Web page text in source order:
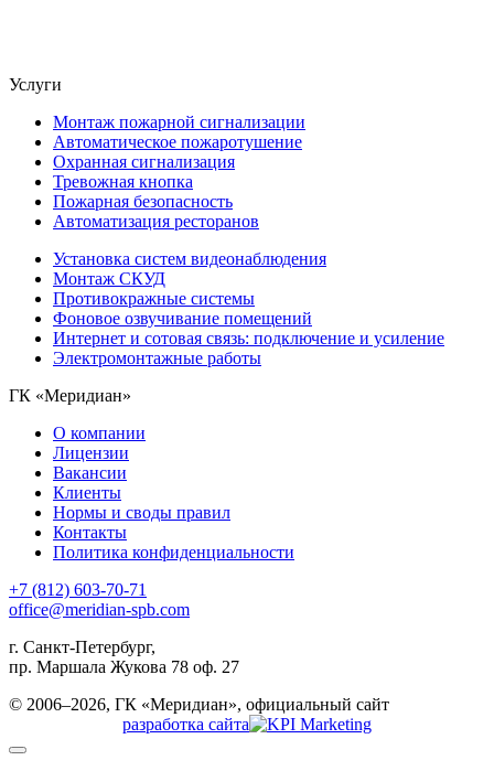
Услуги
Монтаж пожарной сигнализации
Автоматическое пожаротушение
Охранная сигнализация
Тревожная кнопка
Пожарная безопасность
Автоматизация ресторанов
Установка систем видеонаблюдения
Монтаж СКУД
Противокражные системы
Фоновое озвучивание помещений
Интернет и сотовая связь: подключение и усиление
Электромонтажные работы
ГК «Меридиан»
О компании
Лицензии
Вакансии
Клиенты
Нормы и своды правил
Контакты
Политика конфиденциальности
+7 (812) 603-70-71
office@meridian-spb.com
г. Санкт-Петербург,
пр. Маршала Жукова 78 оф. 27
© 2006–2026, ГК «Меридиан», официальный сайт
разработка сайта